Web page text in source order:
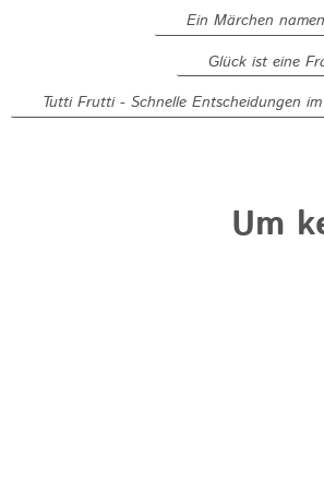
Ein Märchen
Glück ist eine
Tutti Frutti - Schnelle Entscheidungen
Um